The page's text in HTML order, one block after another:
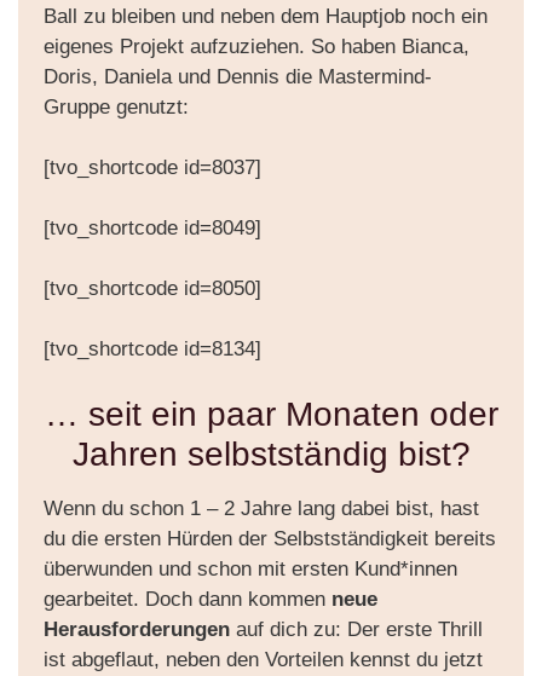
Ball zu bleiben und neben dem Hauptjob noch ein
eigenes Projekt aufzuziehen. So haben Bianca,
Doris, Daniela und Dennis die Mastermind-
Gruppe genutzt:
[tvo_shortcode id=8037]
[tvo_shortcode id=8049]
[tvo_shortcode id=8050]
[tvo_shortcode id=8134]
… seit ein paar Monaten oder
Jahren selbstständig bist?
Wenn du schon 1 – 2 Jahre lang dabei bist, hast
du die ersten Hürden der Selbstständigkeit bereits
überwunden und schon mit ersten Kund*innen
gearbeitet. Doch dann kommen neue
Herausforderungen auf dich zu: Der erste Thrill
ist abgeflaut, neben den Vorteilen kennst du jetzt